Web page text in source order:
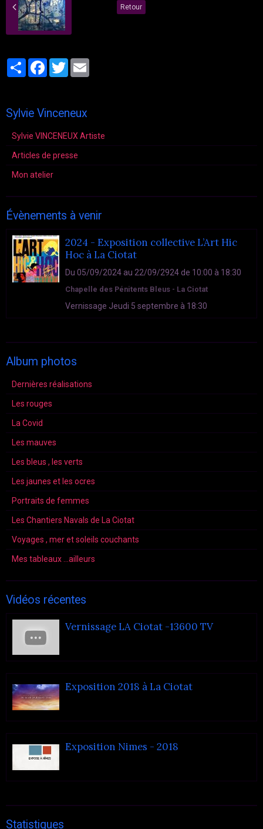
Retour
PartagerFacebook
Twitter
Sylvie Vinceneux
Sylvie VINCENEUX Artiste
Articles de presse
Mon atelier
Évènements à venir
2024 - Exposition collective L’Art Hic
Hoc à La Ciotat
Du 05/09/2024 au 22/09/2924 de 10:00 à 18:30
Chapelle des Pénitents Bleus - La Ciotat
Vernissage Jeudi 5 septembre à 18:30
Album photos
Dernières réalisations
Les rouges
La Covid
Les mauves
Les bleus , les verts
Les jaunes et les ocres
Portraits de femmes
Les Chantiers Navals de La Ciotat
Voyages , mer et soleils couchants
Mes tableaux ...ailleurs
Vidéos récentes
Vernissage LA Ciotat -13600 TV
Exposition 2018 à La Ciotat
Exposition Nimes - 2018
Statistiques